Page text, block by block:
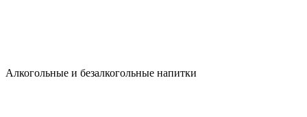
Алкогольные и безалкогольные напитки